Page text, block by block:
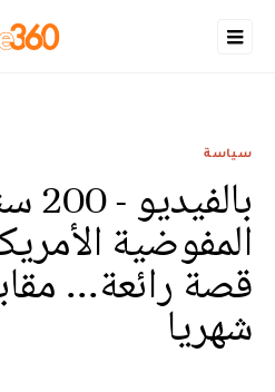
سياسة
المفوضية
قصة رائعة...
شهريا